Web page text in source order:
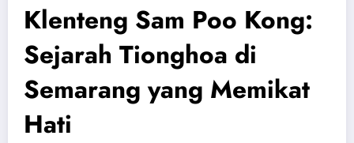
Klenteng Sam Poo Kong:
Sejarah Tionghoa di
Semarang yang Memikat
Hati